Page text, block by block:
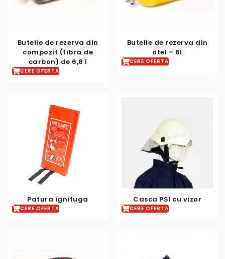
Butelie de rezerva din
compozit (fibra de
carbon) de 6,8 l
CERE OFERTA
Butelie de rezerva din
otel – 6l
CERE OFERTA
Patura ignifuga
CERE OFERTA
Casca PSI cu vizor
CERE OFERTA